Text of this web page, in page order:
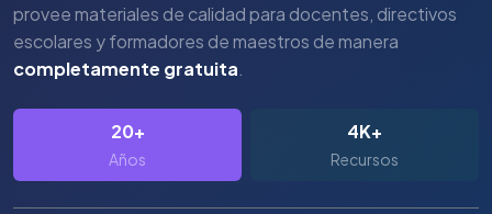
provee materiales de calidad para docentes, directivos
escolares y formadores de maestros de manera
completamente gratuita.
20+
Años
4K+
Recursos